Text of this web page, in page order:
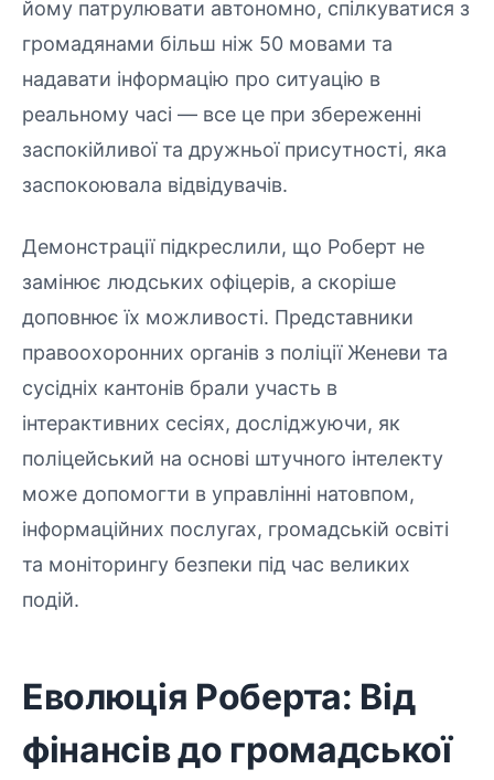
йому патрулювати автономно, спілкуватися з
громадянами більш ніж 50 мовами та
надавати інформацію про ситуацію в
реальному часі — все це при збереженні
заспокійливої та дружньої присутності, яка
заспокоювала відвідувачів.
Демонстрації підкреслили, що Роберт не
замінює людських офіцерів, а скоріше
доповнює їх можливості. Представники
правоохоронних органів з поліції Женеви та
сусідніх кантонів брали участь в
інтерактивних сесіях, досліджуючи, як
поліцейський на основі штучного інтелекту
може допомогти в управлінні натовпом,
інформаційних послугах, громадській освіті
та моніторингу безпеки під час великих
подій.
Еволюція Роберта: Від
фінансів до громадської